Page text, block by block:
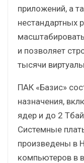
приложений, а
нестандартных
и позволяет
тысячи
ПАК «Базис»
назначения,
ядер и до 2
Системные
произведены в
компьютеров в